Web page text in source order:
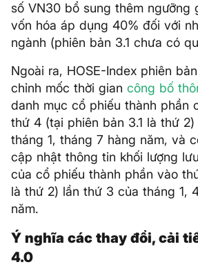
số VN30 bổ sung thêm ngưỡng
vốn hóa áp dụng 40% đối với
ngành (phiên bản 3.1 chưa có
Ngoài ra, HOSE-Index phiên
chỉnh mốc thời gian công bố
danh mục cổ phiếu thành phần
thứ 4 (tại phiên bản 3.1 là thứ
tháng 1, tháng 7 hàng năm, và
cập nhật thông tin khối lượng
của cổ phiếu thành phần vào
là thứ 2) lần thứ 3 của tháng 1,
năm.
Ý nghĩa các thay đổi, cải
4.0